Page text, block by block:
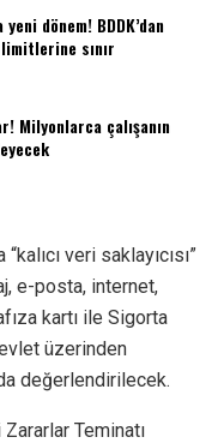
dönem! BDDK’dan
sınır
Milyonlarca çalışanın
veri saklayıcısı”
e-posta, internet,
kartı ile Sigorta
üzerinden
değerlendirilecek.
Teminatı